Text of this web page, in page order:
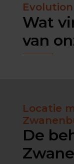
Wat
van
Locatie
De